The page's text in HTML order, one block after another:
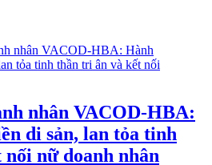
nhân VACOD-HBA:
di sản, lan tỏa tinh
nữ doanh nhân